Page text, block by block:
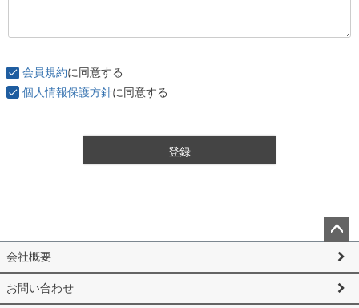
会員規約に同意する
個人情報保護方針に同意する
登録
ペー
ップ
へ
会社概要
お問い合わせ